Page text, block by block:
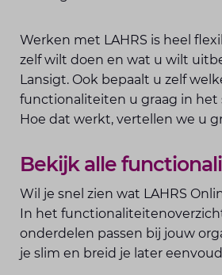
Werken met LAHRS is heel
zelf wilt doen en wat u wilt
Lansigt. Ook bepaalt u zelf
functionaliteiten u graag in het
Hoe dat werkt, vertellen we u
Bekijk alle
Wil je snel zien wat LAHRS
In het
onderdelen passen bij jouw
je slim en breid je later